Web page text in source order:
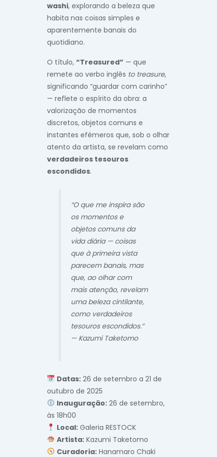
washi, explorando a beleza que
habita nas coisas simples e
aparentemente banais do
quotidiano.
O título, “Treasured” — que
remete ao verbo inglês to treasure,
significando “guardar com carinho”
— reflete o espírito da obra: a
valorização de momentos
discretos, objetos comuns e
instantes efémeros que, sob o olhar
atento da artista, se revelam como
verdadeiros tesouros
escondidos.
“O que me inspira são
os momentos e
objetos comuns da
vida diária — coisas
que à primeira vista
parecem banais, mas
que, ao olhar com
mais atenção, revelam
uma beleza cintilante,
como verdadeiros
tesouros escondidos.”
— Kazumi Taketomo
Datas:26 de setembro a 21 de
outubro de 2025
Inauguração:26 de setembro,
às 18h00
Local:Galeria RESTOCK
Artista:Kazumi Taketomo
Curadoria:Hanamaro Chaki